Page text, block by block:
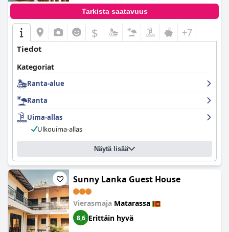
Tarkista saatavuus
$ +7
Tiedot
Kategoriat
Ranta-alue
Ranta
Uima-allas
Ulkouima-allas
Näytä lisää
Sunny Lanka Guest House
Vierasmaja Matarassa
8,6 Erittäin hyvä